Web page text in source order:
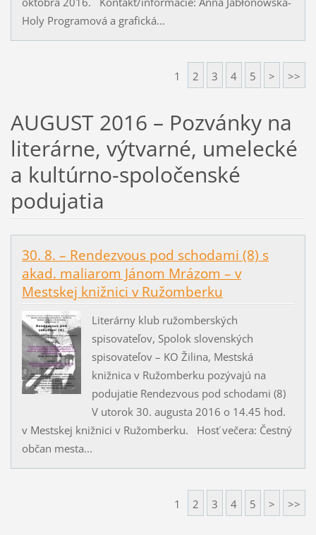
Holy Programová a grafická...
1 2 3 4 5 > >>
AUGUST 2016 – Pozvánky na
literárne, výtvarné, umelecké
a kultúrno-spoločenské
podujatia
30. 8. – Rendezvous pod schodami (8) s
akad. maliarom Jánom Mrázom – v
Mestskej knižnici v Ružomberku
Literárny klub ružomberských
spisovateľov, Spolok slovenských
spisovateľov – KO Žilina, Mestská
knižnica v Ružomberku pozývajú na
podujatie Rendezvous pod schodami (8)
V utorok 30. augusta 2016 o 14.45 hod.
v Mestskej knižnici v Ružomberku. Hosť večera: Čestný
občan mesta...
1 2 3 4 5 > >>